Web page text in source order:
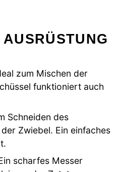
zum Mischen der
funktioniert auch
Schneiden des
Zwiebel. Ein einfaches
scharfes Messer